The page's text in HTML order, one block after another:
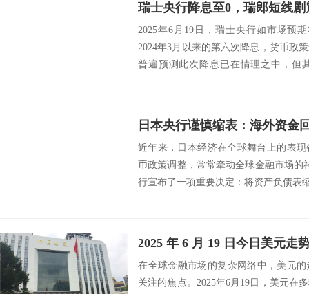
瑞士央行降息至0，瑞郎短线
2025年6月19日，瑞士央行如市场预
2024年3月以来的第六次降息，货币政
普遍预测此次降息已在情理之中，但
日本央行谨慎缩表：海外资金
近年来，日本经济在全球舞台上的表
币政策调整，常常牵动全球金融市场的
行宣布了一项重要决定：将资产负债表
2025 年 6 月 19 日今日美元走
在全球金融市场的复杂网络中，美元
关注的焦点。2025年6月19日，美元在